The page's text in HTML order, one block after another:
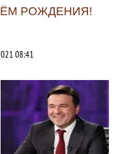
РОЖДЕНИЯ!
08:41